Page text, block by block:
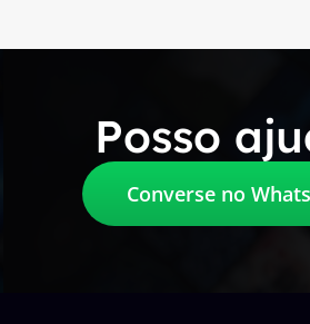
Posso
Converse no